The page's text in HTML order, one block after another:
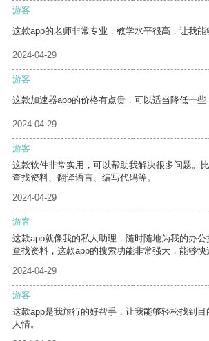
游客
这款app的老师非常专业，教学水平很高，让我能
2024-04-29
游客
这款加速器app的价格有点贵，可以适当降低一些
2024-04-29
游客
这款软件非常实用，可以帮助我解决很多问题。
查找资料、翻译语言、编写代码等。
2024-04-29
游客
这款app就像我的私人助理，随时随地为我的办
查找资料，这款app的搜索功能非常强大，能够快
2024-04-29
游客
这款app是我旅行的好帮手，让我能够轻松找到
人情。